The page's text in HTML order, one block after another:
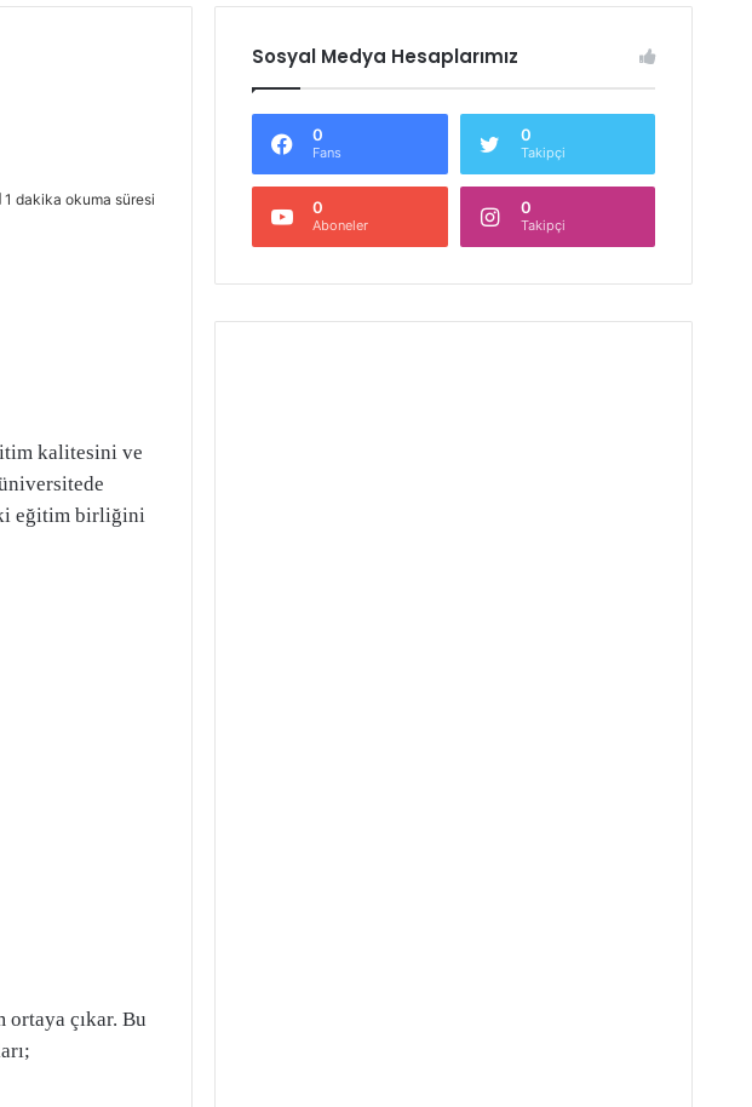
1 dakika okuma süresi
kalitesini ve
eğitim birliğini
çıkar. Bu
Sosyal Medya Hesaplarımız
0
Fans
0
Takipçi
0
Aboneler
0
Takipçi